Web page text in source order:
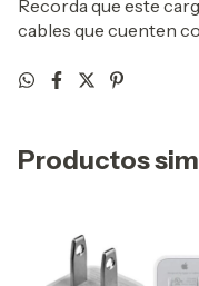
Recorda que este
cables que cuenten
Productos